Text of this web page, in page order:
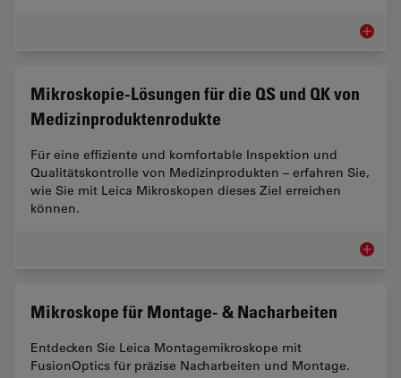
Mikroskopie-Lösungen für die QS und QK von
Medizinproduktenrodukte
Für eine effiziente und komfortable Inspektion und
Qualitätskontrolle von Medizinprodukten – erfahren Sie,
wie Sie mit Leica Mikroskopen dieses Ziel erreichen
können.
Mikroskope für Montage- & Nacharbeiten
Entdecken Sie Leica Montagemikroskope mit
FusionOptics für präzise Nacharbeiten und Montage.